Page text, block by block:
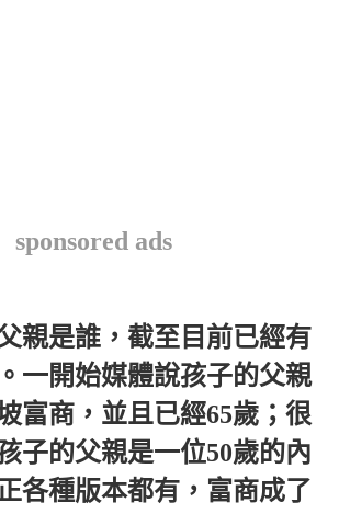
sponsored ads
親是誰，截至目前已經有
一開始媒體說孩子的父親
富商，並且已經65歲；很
子的父親是一位50歲的內
各種版本都有，富商成了